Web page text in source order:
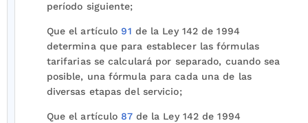
período siguiente;
Que el artículo 91 de la Ley 142 de 1994
determina que para establecer las fórmulas
tarifarias se calculará por separado, cuando sea
posible, una fórmula para cada una de las
diversas etapas del servicio;
Que el artículo 87de la Ley 142 de 1994